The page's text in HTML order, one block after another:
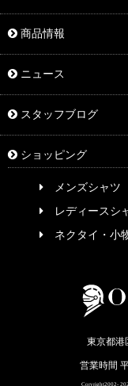
商品情報
ニュース
スタッフブログ
ショッピング
メンズシャツ
レディースシ
ネクタイ・小
東京都港
営業時間
Coryright2002-